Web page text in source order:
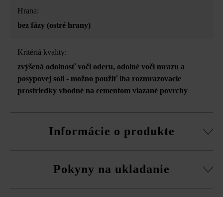
Hrana:
bez fázy (ostré hrany)
Kritériá kvality:
zvýšená odolnosť voči oderu, odolné voči mrazu a
posypovej soli - možno použiť iba rozmrazovacie
prostriedky vhodné na cementom viazané povrchy
Informácie o produkte
Dodržujte prosím pokyny na inštaláciu a technické listy
Pokyny na ukladanie